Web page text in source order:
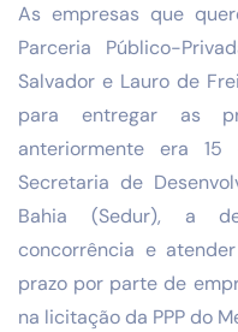
As empresas que
Parceria Público-
Salvador e Lauro de
para entregar as
anteriormente era
Secretaria de
Bahia (Sedur), a
concorrência e
prazo por parte de
na licitação da PPP do